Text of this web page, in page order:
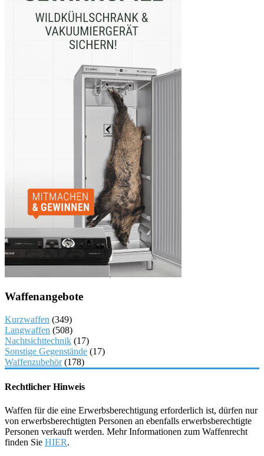
Waffenangebote
Kurzwaffen (349)
Langwaffen (508)
Nachtsichttechnik (17)
Sonstige Gegenstände (17)
Waffenzubehör(178)
Rechtlicher Hinweis
Waffen für die eine Erwerbsberechtigung erforderlich ist, dürfen nur
von erwerbsberechtigten Personen an ebenfalls erwerbsberechtigte
Personen verkauft werden. Mehr Informationen zum Waffenrecht
finden Sie HIER.